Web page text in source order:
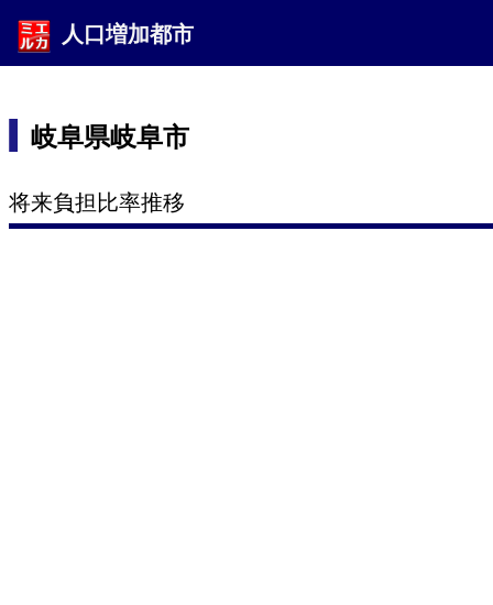
人口増加都市
岐阜県岐阜市
将来負担比率推移